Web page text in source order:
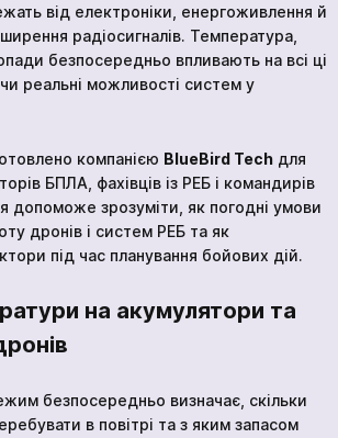
Академія
від електроніки, енергоживлення й
радіосигналів. Температура,
опади безпосередньо впливають на всі ці
реальні можливості систем у
компанією BlueBird Tech для
БПЛА, фахівців із РЕБ і командирів
допоможе зрозуміти, як погодні умови
дронів і систем РЕБ та як
під час планування бойових дій.
на акумулятори та
безпосередньо визначає, скільки
в повітрі та з яким запасом